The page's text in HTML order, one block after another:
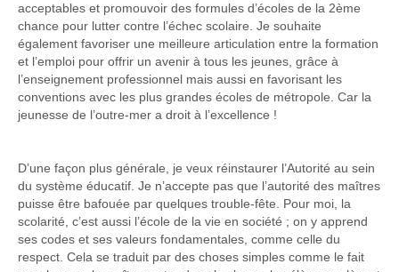
acceptables et promouvoir des formules d’écoles de la 2ème
chance pour lutter contre l’échec scolaire. Je souhaite
également favoriser une meilleure articulation entre la formation
et l’emploi pour offrir un avenir à tous les jeunes, grâce à
l’enseignement professionnel mais aussi en favorisant les
conventions avec les plus grandes écoles de métropole. Car la
jeunesse de l’outre-mer a droit à l’excellence !
D’une façon plus générale, je veux réinstaurer l’Autorité au sein
du système éducatif. Je n’accepte pas que l’autorité des maîtres
puisse être bafouée par quelques trouble-fête. Pour moi, la
scolarité, c’est aussi l’école de la vie en société ; on y apprend
ses codes et ses valeurs fondamentales, comme celle du
respect. Cela se traduit par des choses simples comme le fait